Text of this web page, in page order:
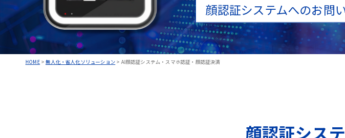
HOME>無人化・省人化ソリューション > AI顔認証システム・スマホ認証・顔認証決済
顔認証システムへのお問
顔認証シス